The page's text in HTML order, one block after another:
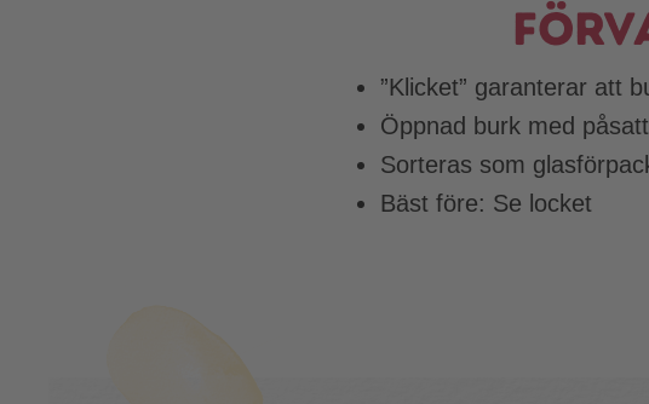
”Klicket” garanterar att
Öppnad burk med
Sorteras som
Bäst före: Se locket